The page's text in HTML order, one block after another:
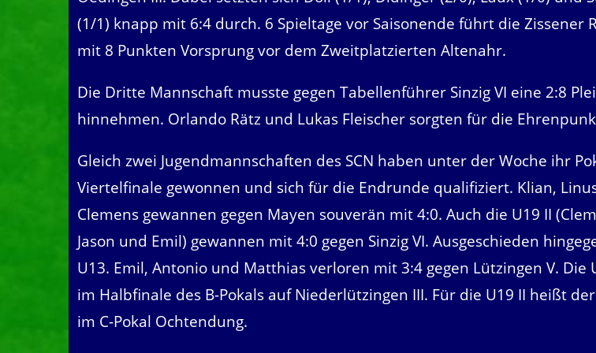
(1/1) knapp mit 6:4 durch. 6 Spieltage vor Saisonende führt die Zissener
mit 8 Punkten Vorsprung vor dem Zweitplatzierten Altenahr.
Die Dritte Mannschaft musste gegen Tabellenführer Sinzig VI eine 2:8
hinnehmen. Orlando Rätz und Lukas Fleischer sorgten für die
Gleich zwei Jugendmannschaften des SCN haben unter der Woche ihr
Viertelfinale gewonnen und sich für die Endrunde qualifiziert. Klian,
Clemens gewannen gegen Mayen souverän mit 4:0. Auch die U19 II
Jason und Emil) gewannen mit 4:0 gegen Sinzig VI. Ausgeschieden
U13. Emil, Antonio und Matthias verloren mit 3:4 gegen Lützingen V. Die
im Halbfinale des B-Pokals auf Niederlützingen III. Für die U19 II heißt
im C-Pokal Ochtendung.